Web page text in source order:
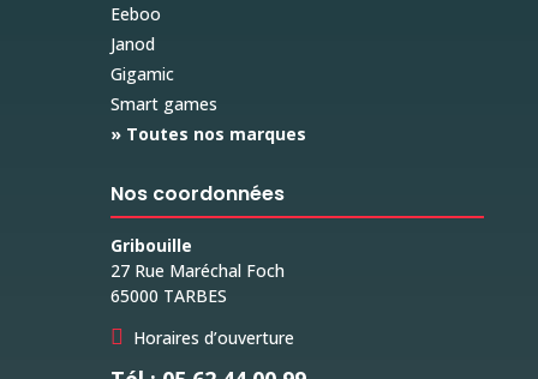
Eeboo
Janod
Gigamic
Smart games
» Toutes nos marques
Nos coordonnées
Gribouille
27 Rue Maréchal Foch
65000 TARBES
 Horaires d’ouverture